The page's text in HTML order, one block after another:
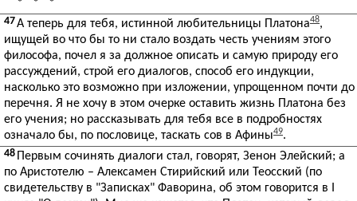
* * *
47А теперь для тебя, истинной любительницы Платона48,
ищущей во что бы то ни стало воздать честь учениям этого
философа, почел я за должное описать и самую природу его
рассуждений, строй его диалогов, способ его индукции,
насколько это возможно при изложении, упрощенном почти до
перечня. Я не хочу в этом очерке оставить жизнь Платона без
его учения; но рассказывать для тебя все в подробностях
означало бы, по пословице, таскать сов в Афины49.
48 Первым сочинять диалоги стал, говорят, Зенон Элейский; а
по Аристотелю – Алексамен Стирийский или Теосский (по
свидетельству в "Записках" Фаворина, об этом говорится в I